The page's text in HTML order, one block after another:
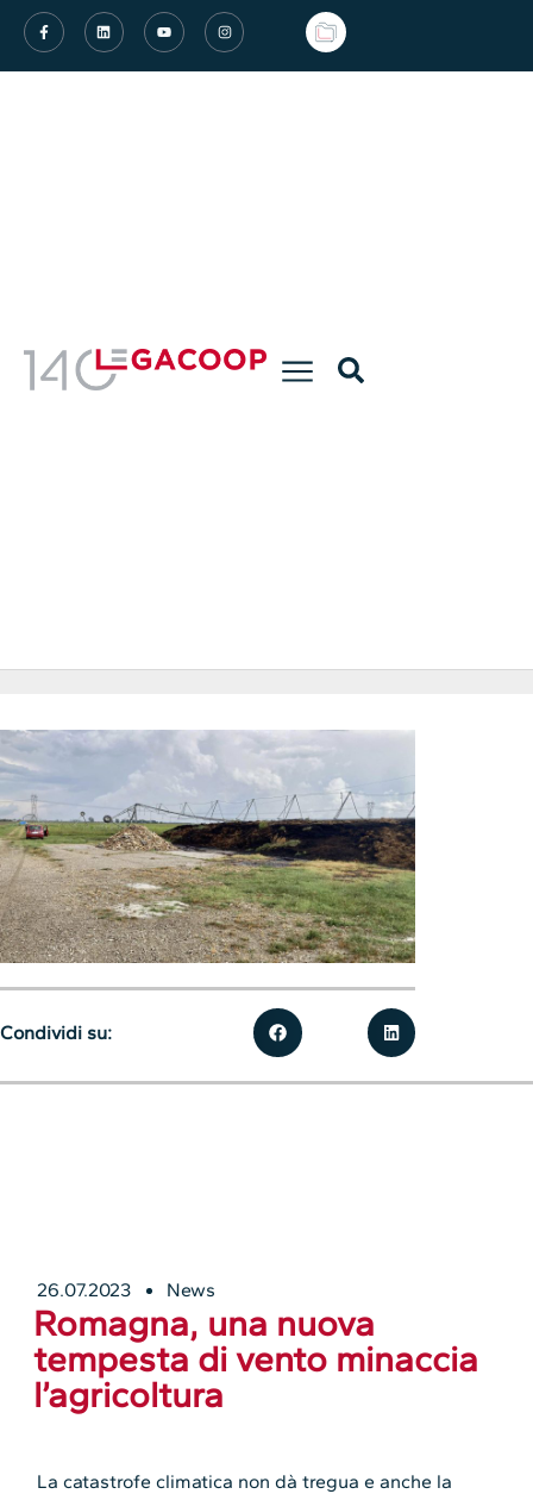
26.07.2023 News
Romagna, una nuova
tempesta di vento minaccia
l’agricoltura
La catastrofe climatica non dà tregua e anche la
Condividi su: